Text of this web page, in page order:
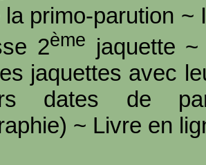
la primo-parution ~
2ème jaquette
jaquettes avec
dates de
~ Livre en